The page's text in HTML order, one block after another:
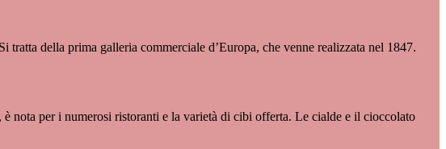
tratta della prima galleria commerciale d’Europa, che venne realizzata nel 1847.
è nota per i numerosi ristoranti e la varietà di cibi offerta. Le cialde e il cioccolato